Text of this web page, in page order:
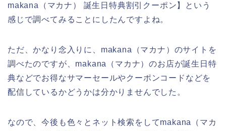
makana（マカナ） 誕生日特典割引クーポン】という
感じで調べてみることにしたんですよね。
ただ、かなり念入りに、makana（マカナ）のサイトを
調べたのですが、makana（マカナ）のお店が誕生日特
典などでお得なサマーセールやクーポンコードなどを
配信しているかどうかは分かりませんでした。
なので、今後も色々とネット検索をしてmakana（マカ